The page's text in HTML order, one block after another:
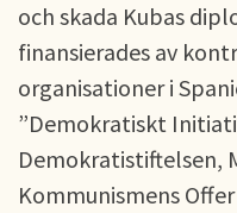
och skada Kubas
finansierades av
organisationer i
”Demokratiskt
Demokratistiftelsen,
Kommunismens